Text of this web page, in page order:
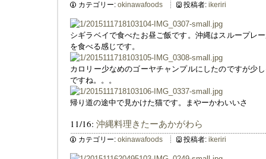
カテゴリー: okinawafoods 投稿者: ikeriri
シギラベイで食べたお昼ご飯です。沖縄はスループレ
を食べる感じです。
カロリー少なめのゴーヤチャンプルにしたのですが少
ですね。。。
帰り道の途中で見かけた猫です。まやーかわいいさ
11/16: 沖縄料理きたーあかがわら
カテゴリー: okinawafoods 投稿者: ikeriri